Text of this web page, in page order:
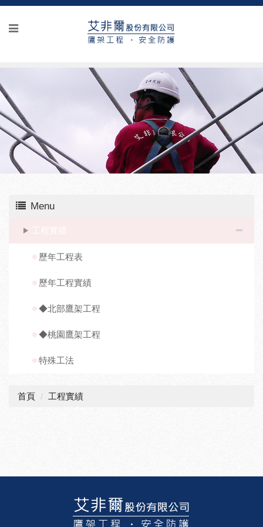
Menu
歷年工程表
歷年工程實績
◆北部鷹架工程
◆桃園鷹架工程
特殊工法
首頁 工程實績